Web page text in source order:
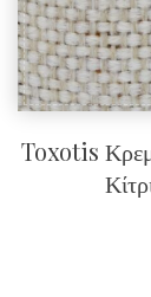
Toxotis